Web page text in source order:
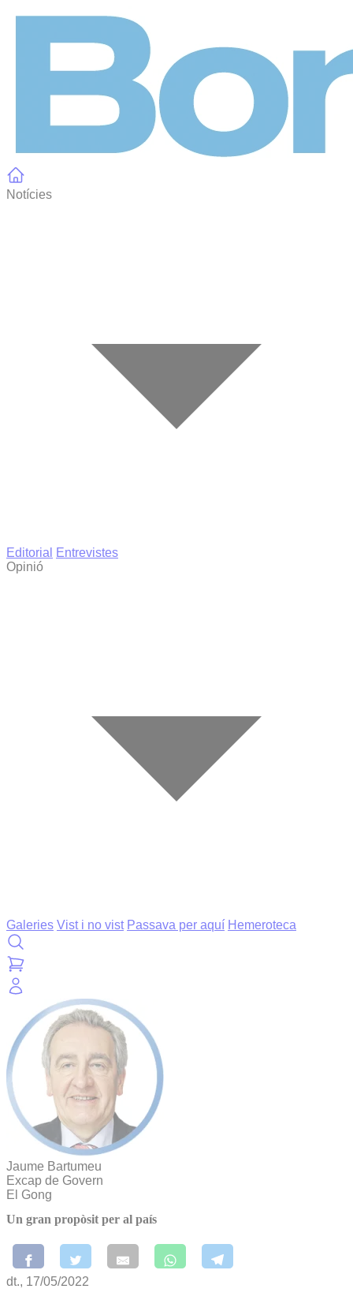
Notícies
Editorial
Entrevistes
Opinió
Galeries Vist i no vist Passava per aquí Hemeroteca
Jaume Bartumeu
Excap de Govern
El Gong
Un gran propòsit per al país
dt., 17/05/2022